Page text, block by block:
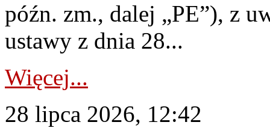
późn. zm., dalej „PE”), z
ustawy z dnia 28...
Więcej...
28 lipca 2026, 12:42